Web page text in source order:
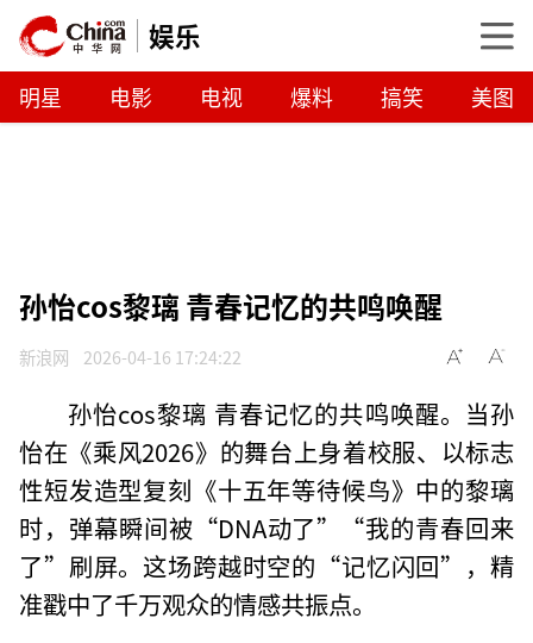
娱乐
明星 电影 电视 爆料 搞笑 美图
孙怡cos黎璃 青春记忆的共鸣唤醒
新浪网 2026-04-16 17:24:22
孙怡cos黎璃 青春记忆的共鸣唤醒。当孙
怡在《乘风2026》的舞台上身着校服、以标志
性短发造型复刻《十五年等待候鸟》中的黎璃
时，弹幕瞬间被“DNA动了”“我的青春回来
了”刷屏。这场跨越时空的“记忆闪回”，精
准戳中了千万观众的情感共振点。